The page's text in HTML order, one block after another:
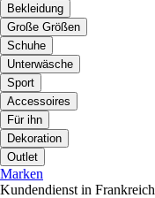
Bekleidung
Große Größen
Schuhe
Unterwäsche
Sport
Accessoires
Für ihn
Dekoration
Outlet
Marken
Kundendienst in Frankreich